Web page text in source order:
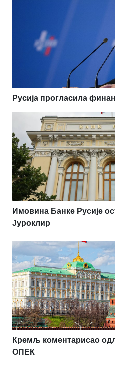
Русија прогласила
Имовина Банке Русије
Јуроклир
Кремљ коментарисао
ОПЕК